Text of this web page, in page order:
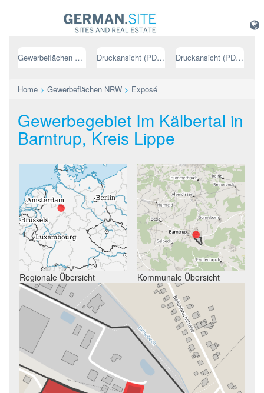
Gewerbeflächen NRW Druckansicht (PDF) // deutsch Druckansicht (PDF) // englisch
Home > Gewerbeflächen NRW > Exposé
Gewerbegebiet Im Kälbertal in
Barntrup, Kreis Lippe
Regionale Übersicht Kommunale Übersicht